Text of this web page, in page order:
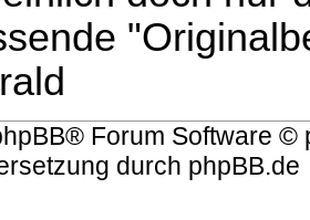
® Forum Software ©
durch phpBB.de